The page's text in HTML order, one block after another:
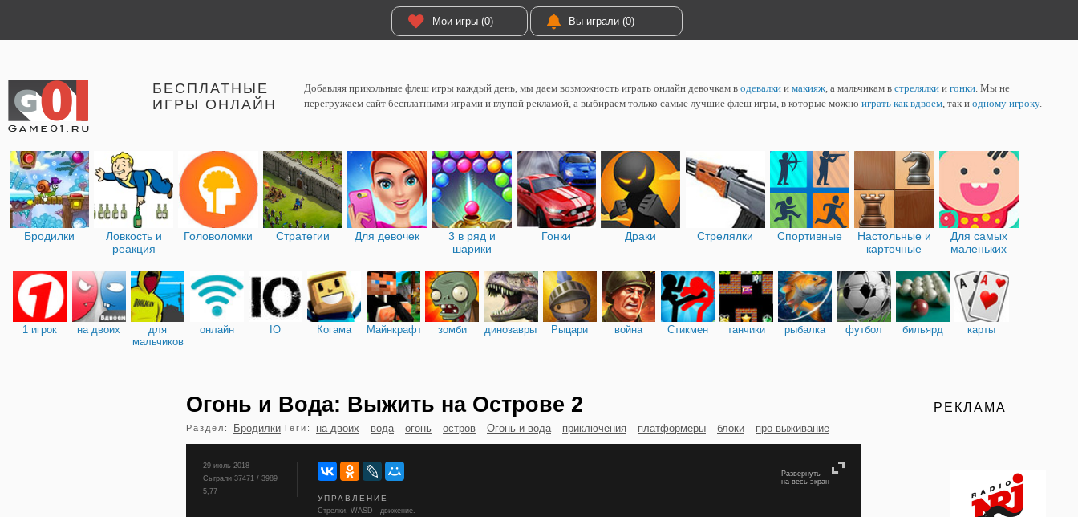
Мои игры (0) Вы играли (0)
БЕСПЛАТНЫЕ
ИГРЫ ОНЛАЙН
Добавляя прикольные флеш игры каждый день, мы даем возможность играть онлайн девочкам в одевалки и макияж, а мальчикам в стрелялки и гонки. Мы не
перегружаем сайт бесплатными играми и глупой рекламой, а выбираем только самые лучшие флеш игры, в которые можно играть как вдвоем, так и одному игроку.
Бродилки
Ловкость и
реакция
Головоломки Стратегии Для девочек
3 в ряд и
шарики
Гонки Драки Стрелялки Спортивные
Настольные и
карточные
Для самых
маленьких
1 игрок на двоих
для
мальчиков
онлайн IO Когама Майнкрафт зомби динозавры Рыцари война Стикмен танчики рыбалка футбол бильярд карты
Огонь и Вода: Выжить на Острове 2
Раздел: Бродилки Теги: на двоих вода огонь остров Огонь и вода приключения платформеры блоки про выживание
Развернуть
на весь экран
29 июль 2018
Сыграли 37471 / 3989
5,77
УПРАВЛЕНИЕ
Стрелки, WASD - движение.
РЕКЛАМА